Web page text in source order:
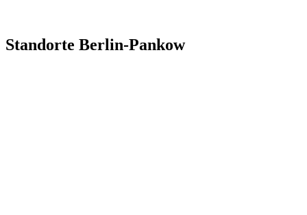
Standorte Berlin-Pankow